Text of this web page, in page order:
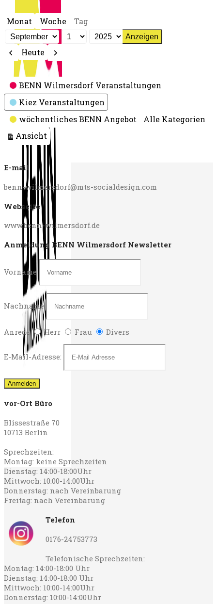
Monat Woche Tag
Monat
Tag
Jahr
Zurück
Heute Weiter
Kategorien
BENN Wilmersdorf Veranstaltungen
Kiez Veranstaltungen
wöchentliches BENN Angebot
Alle Kategorien
Ansicht ausdrucken
E-mail
benn-wilmersdorf@mts-socialdesign.com
Webseite
www.benn-wilmersdorf.de
Anmeldung BENN Wilmersdorf Newsletter
Vorname
Nachname
Anrede Herr Frau Divers
E-Mail-Adresse:
vor-Ort Büro
Blissestraße 70
10713 Berlin
Sprechzeiten:
Montag: keine Sprechzeiten
Dienstag: 14:00-18:00Uhr
Mittwoch: 10:00-14:00Uhr
Donnerstag: nach Vereinbarung
Freitag: nach Vereinbarung
Telefon
0176-24753773
Telefonische Sprechzeiten:
Montag: 14:00-18:00 Uhr
Dienstag: 14:00-18:00 Uhr
Mittwoch: 10:00-14:00Uhr
Donnerstag: 10:00-14:00Uhr